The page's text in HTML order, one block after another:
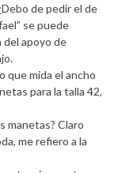
de pedir el de
se puede
del apoyo de
que mida el ancho
para la talla 42,
manetas? Claro
me refiero a la